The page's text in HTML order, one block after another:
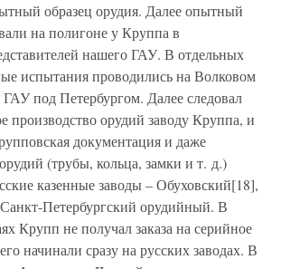
образец орудия. Далее опытный
на полигоне у Круппа в
нашего ГАУ. В отдельных
испытания проводились на Волковом
под Петербургом. Далее следовал
производство орудий заводу Круппа, и
документация и даже
(трубы, кольца, замки и т. д.)
казенные заводы – Обуховский[18],
Петербургский орудийный. В
Крупп не получал заказа на серийное
начинали сразу на русских заводах. В